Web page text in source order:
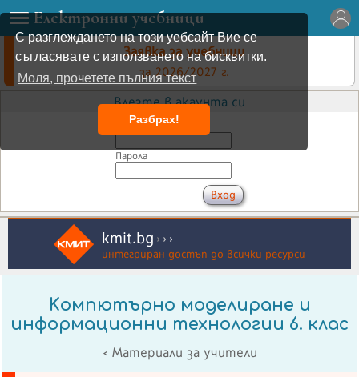
С разглеждането на този уебсайт Вие се
съгласявате с използването на бисквитки.
Моля, прочетете пълния текст
Разбрах!
Електронни учебници
Заявка за учебници
за 2026/2027 г.
Влезте в акаунта си
Имейл
Парола
kmit.bg › › ›
интегриран достъп до всички ресурси
Kомпютърно моделиране и
информационни технологии 6. клас
< Материали за учители